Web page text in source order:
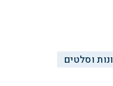
וסלטים